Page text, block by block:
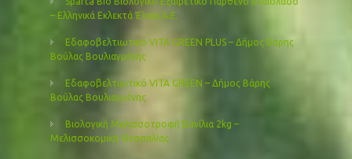
– Ελληνικά Εκλεκτά Έλαια Α.Ε.
Εδαφοβελτιωτικό VITA GREEN PLUS – Δήμος Βάρης
Βούλας Βουλιαγμένης
Εδαφοβελτιωτικό VITA GREEN – Δήμος Βάρης
Βούλας Βουλιαγμένης
Βιολογική Μελισσοτροφή Βανίλια 2kg –
Μελισσοκομική Θεσσαλίας